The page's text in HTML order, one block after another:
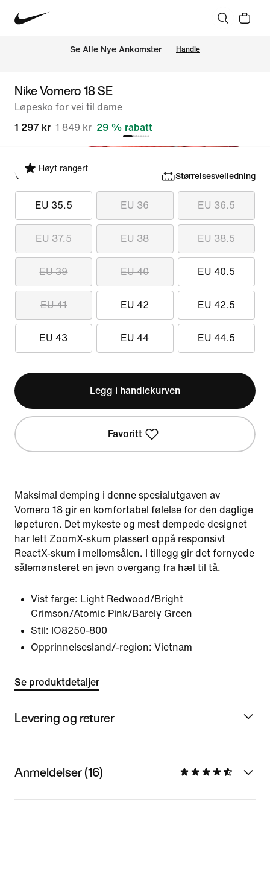
Se Alle Nye Ankomster Handle
Nike Vomero 18 SE
Løpesko for vei til dame
1 297 kr 1 849 kr 29 % rabatt
Høyt rangert
Velg størrelse Størrelsesveiledning
EU 35.5 EU 36 EU 36.5
EU 37.5 EU 38 EU 38.5
EU 39 EU 40 EU 40.5
EU 41 EU 42 EU 42.5
EU 43 EU 44 EU 44.5
Legg i handlekurven
Favoritt
Maksimal demping i denne spesialutgaven av
Vomero 18 gir en komfortabel følelse for den daglige
løpeturen. Det mykeste og mest dempede designet
har lett ZoomX-skum plassert oppå responsivt
ReactX-skum i mellomsålen. I tillegg gir det fornyede
sålemønsteret en jevn overgang fra hæl til tå.
Vist farge: Light Redwood/Bright
Crimson/Atomic Pink/Barely Green
Stil: IO8250-800
Opprinnelsesland/-region: Vietnam
Se produktdetaljer
Levering og returer
Anmeldelser (16)